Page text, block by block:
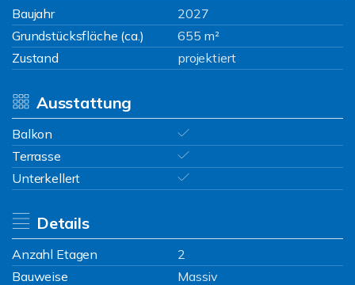
Baujahr
2027
Grundstücksfläche (ca.)
655 m²
Zustand
projektiert
Ausstattung
Balkon
Terrasse
Unterkellert
Details
Anzahl Etagen
2
Bauweise
Massiv